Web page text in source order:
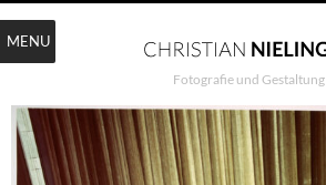
Fotografie und Gestaltung
MENU